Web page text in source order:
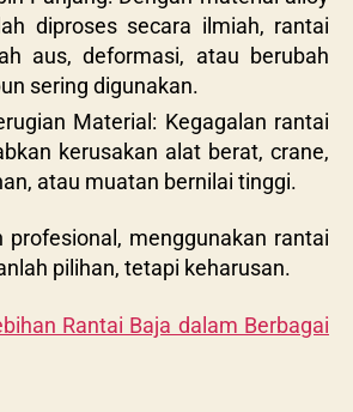
diproses secara ilmiah, rantai
aus, deformasi, atau berubah
sering digunakan.
Material: Kegagalan rantai
kerusakan alat berat, crane,
atau muatan bernilai tinggi.
profesional, menggunakan rantai
pilihan, tetapi keharusan.
Rantai Baja dalam Berbagai